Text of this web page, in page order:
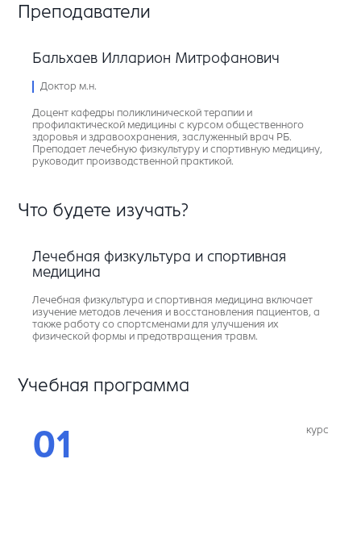
Преподаватели
Бальхаев Илларион Митрофанович
Доктор м.н.
Доцент кафедры поликлинической терапии и
профилактической медицины с курсом общественного
здоровья и здравоохранения, заслуженный врач РБ.
Преподает лечебную физкультуру и спортивную медицину,
руководит производственной практикой.
Что будете изучать?
Лечебная физкультура и спортивная
медицина
Лечебная физкультура и спортивная медицина включает
изучение методов лечения и восстановления пациентов, а
также работу со спортсменами для улучшения их
физической формы и предотвращения травм.
Учебная программа
01 курс